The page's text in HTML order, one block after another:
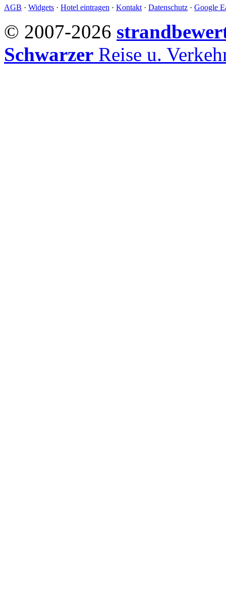
AGB · Widgets · Hotel eintragen · Kontakt · Datenschutz · Google
© 2007-2026
Schwarzer Reise u.